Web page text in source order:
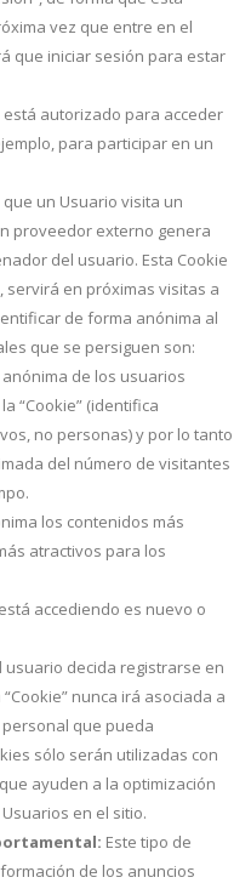
vez que entre en el
que iniciar sesión para estar
autorizado para acceder
para participar en un
que un Usuario visita un
proveedor externo genera
del usuario. Esta Cookie
servirá en próximas visitas a
de forma anónima al
que se persiguen son:
de los usuarios
“Cookie” (identifica
no personas) y por lo tanto
del número de visitantes
los contenidos más
atractivos para los
accediendo es nuevo o
usuario decida registrarse en
nunca irá asociada a
que pueda
sólo serán utilizadas con
ayuden a la optimización
en el sitio.
Este tipo de
de los anuncios